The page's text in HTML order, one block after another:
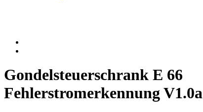
Gondelsteuerschrank E 66
Fehlerstromerkennung V1.0a